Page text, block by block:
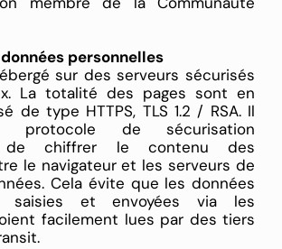
personnelles
sur des serveurs sécurisés
La totalité des pages sont en
de type HTTPS, TLS 1.2 / RSA. Il
protocole de sécurisation
de chiffrer le contenu des
le navigateur et les serveurs de
Cela évite que les données
saisies et envoyées via les
facilement lues par des tiers